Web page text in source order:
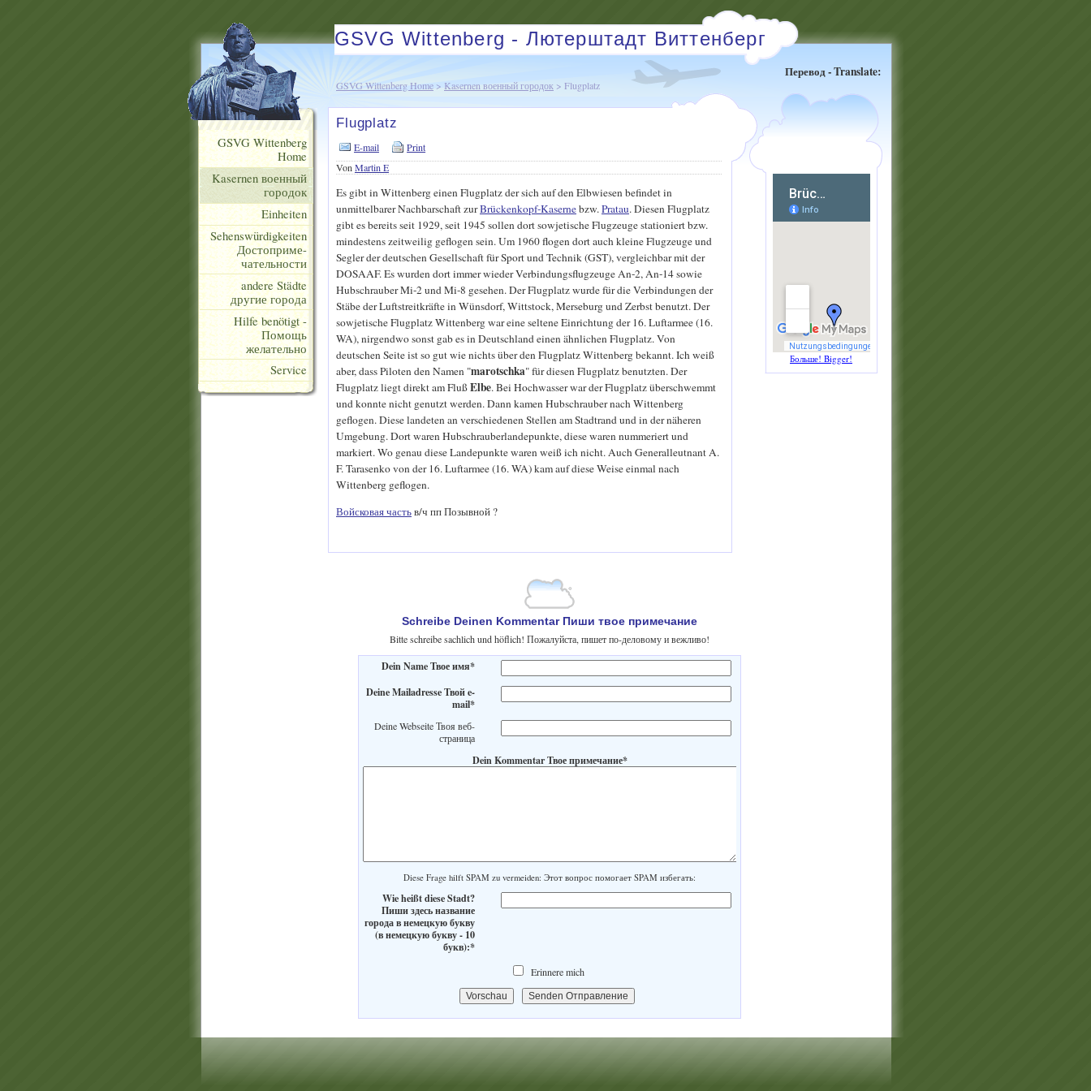
GSVG Wittenberg - Лютерштадт Виттенберг
Перевод - Translate:
GSVG Wittenberg Home> Kasernen военный городок > Flugplatz
GSVG Wittenberg
Home
Kasernen военный
городок
Einheiten
Sehenswürdigkeiten
Достоприме-
чательности
andere Städte
другие города
Hilfe benötigt -
Помощь
желательно
Service
Flugplatz
E-mail
Print
Von Martin E
Es gibt in Wittenberg einen Flugplatz der sich auf den Elbwiesen befindet in
unmittelbarer Nachbarschaft zurBrückenkopf-Kasernebzw.Pratau. Diesen Flugplatz
gibt es bereits seit 1929, seit 1945 sollen dort sowjetische Flugzeuge stationiert bzw.
mindestens zeitweilig geflogen sein. Um 1960 flogen dort auch kleine Flugzeuge und
Segler der deutschen Gesellschaft für Sport und Technik (GST), vergleichbar mit der
DOSAAF. Es wurden dort immer wieder Verbindungsflugzeuge An-2, An-14 sowie
Hubschrauber Mi-2 und Mi-8 gesehen. Der Flugplatz wurde für die Verbindungen der
Stäbe der Luftstreitkräfte in Wünsdorf, Wittstock, Merseburg und Zerbst benutzt. Der
sowjetische Flugplatz Wittenberg war eine seltene Einrichtung der 16. Luftarmee (16.
WA), nirgendwo sonst gab es in Deutschland einen ähnlichen Flugplatz. Von
deutschen Seite ist so gut wie nichts über den Flugplatz Wittenberg bekannt. Ich weiß
aber, dass Piloten den Namen "marotschka" für diesen Flugplatz benutzten. Der
Flugplatz liegt direkt am FlußElbe. Bei Hochwasser war der Flugplatz überschwemmt
und konnte nicht genutzt werden. Dann kamen Hubschrauber nach Wittenberg
geflogen. Diese landeten an verschiedenen Stellen am Stadtrand und in der näheren
Umgebung. Dort waren Hubschrauberlandepunkte, diese waren nummeriert und
markiert. Wo genau diese Landepunkte waren weiß ich nicht. Auch Generalleutnant A.
F. Tarasenko von der 16. Luftarmee (16. WA) kam auf diese Weise einmal nach
Wittenberg geflogen.
Войсковая частьв/ч пп Позывной ?
Больше! Bigger!
Schreibe Deinen Kommentar Пиши твое примечание
Bitte schreibe sachlich und höflich! Пожалуйста, пишет по-деловому и вежливо!
Dein Name Твое имя*
Deine Mailadresse Твой e-
mail*
Deine Webseite Твоя веб-
страница
Dein Kommentar Твое примечание*
Diese Frage hilft SPAM zu vermeiden: Этот вопрос помогает SPAM избегать:
Wie heißt diese Stadt?
Пиши здесь название
города в немецкую букву
(в немецкую букву - 10
букв):*
Erinnere mich